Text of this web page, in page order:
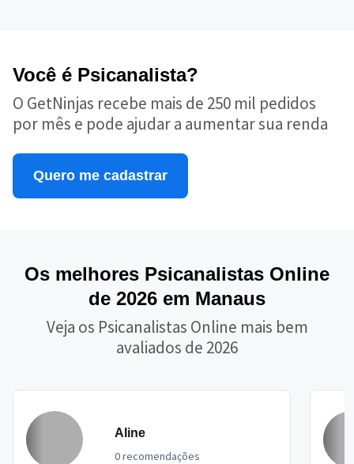
Você é Psicanalista?
O GetNinjas recebe mais de 250 mil pedidos
por mês e pode ajudar a aumentar sua renda
Quero me cadastrar
Os melhores Psicanalistas Online
de 2026 em Manaus
Veja os Psicanalistas Online mais bem
avaliados de 2026
Aline
0 recomendações